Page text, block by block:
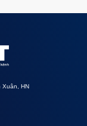
Xuân, HN